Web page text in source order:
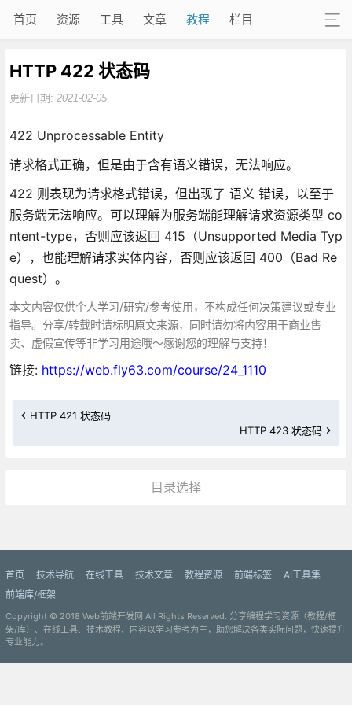
首页 资源 工具 文章 教程 栏目
HTTP 422 状态码
更新日期: 2021-02-05
422 Unprocessable Entity
请求格式正确，但是由于含有语义错误，无法响应。
422 则表现为请求格式错误，但出现了 语义 错误，以至于
服务端无法响应。可以理解为服务端能理解请求资源类型 co
ntent-type，否则应该返回 415（Unsupported Media Typ
e），也能理解请求实体内容，否则应该返回 400（Bad Re
quest）。
本文内容仅供个人学习/研究/参考使用，不构成任何决策建议或专业
指导。分享/转载时请标明原文来源，同时请勿将内容用于商业售
卖、虚假宣传等非学习用途哦～感谢您的理解与支持！
链接: https://web.fly63.com/course/24_1110
HTTP 421 状态码
HTTP 423 状态码
目录选择
首页 技术导航 在线工具 技术文章 教程资源 前端标签
AI工具集
前端库/框架